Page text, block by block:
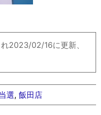
2023/02/16に更新、
選, 飯田店